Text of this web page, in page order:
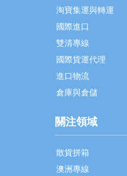
淘寶集運與轉運
國際進口
雙清專線
國際貨運代理
進口物流
倉庫與倉儲
關注領域
散貨拼箱
澳洲專線